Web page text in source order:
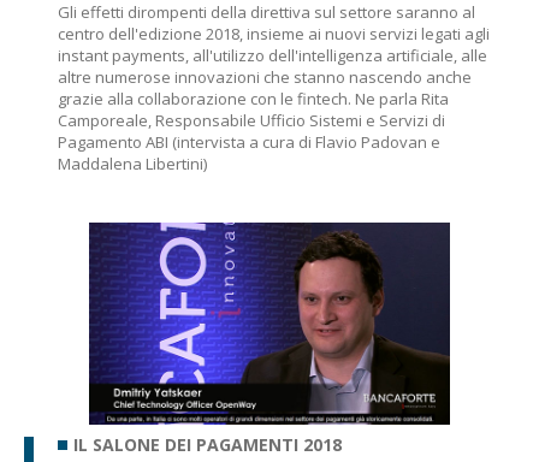
Gli effetti dirompenti della direttiva sul settore saranno al
centro dell'edizione 2018, insieme ai nuovi servizi legati agli
instant payments, all'utilizzo dell'intelligenza artificiale, alle
altre numerose innovazioni che stanno nascendo anche
grazie alla collaborazione con le fintech. Ne parla Rita
Camporeale, Responsabile Ufficio Sistemi e Servizi di
Pagamento ABI (intervista a cura di Flavio Padovan e
Maddalena Libertini)
IL SALONE DEI PAGAMENTI 2018